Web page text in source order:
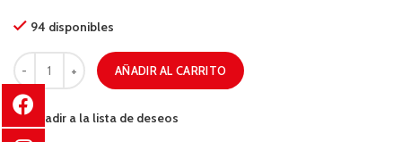
94 disponibles
AÑADIR AL CARRITO
Añadir a la lista de deseos